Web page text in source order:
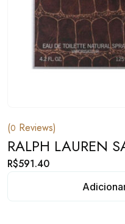
(0 Reviews)
RALPH LAUREN
R$591.40